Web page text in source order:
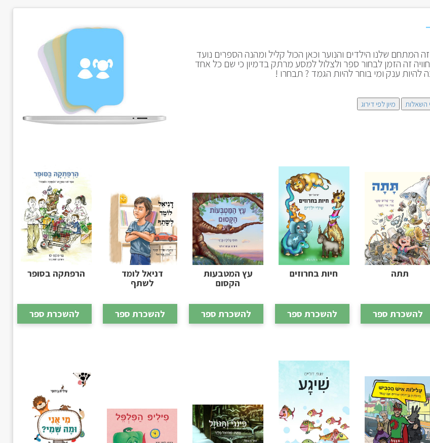
המתחם שלנו הילדים והנוער וכאן הכול קליל ומהנה הספרים נועד
זה הזמן לבחור ספר ולצלול למסע מרתק בדמיון כי שם כל אחד
להיות ענק ומי בוחר להיות הגמד ? תבחרו !
השאלות מיון לפי דירוג
תתה
להשכרת ספר
חיות בחרוזים
להשכרת ספר
עץ המטבעות
הקסום
להשכרת ספר
דניאל לומד
לשתף
להשכרת ספר
הרפתקה בסופר
להשכרת ספר